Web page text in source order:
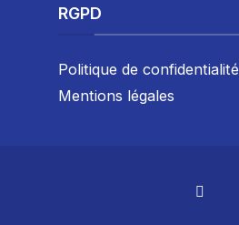
RGPD
Politique de confidentialité
Mentions légales